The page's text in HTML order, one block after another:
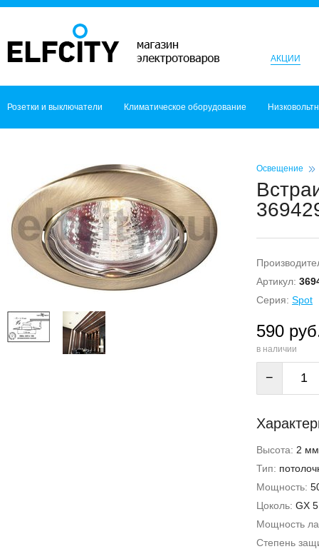
АКЦИИ
Розетки и выключатели Климатическое оборудование
Освещение
Артикул:
Серия: Spot
590
в наличии
−
Высота: 2 мм
Тип:
Мощность:
Цоколь: GX
Мощность
Степень